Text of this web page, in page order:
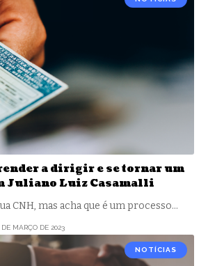
a dirigir e se tornar um
Juliano Luiz Casamalli
CNH, mas acha que é um processo…
DE MARÇO DE 2023
NOTÍCIAS